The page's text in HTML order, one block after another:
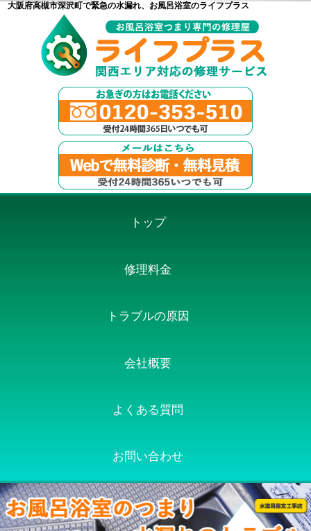
大阪府高槻市深沢町で緊急の水漏れ、お風呂浴室のライフプラス
トップ
修理料金
トラブルの原因
会社概要
よくある質問
お問い合わせ